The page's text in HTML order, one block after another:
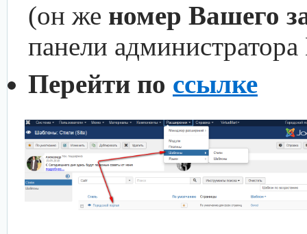
(он же номер Вашего
панели
Перейти по ссылке